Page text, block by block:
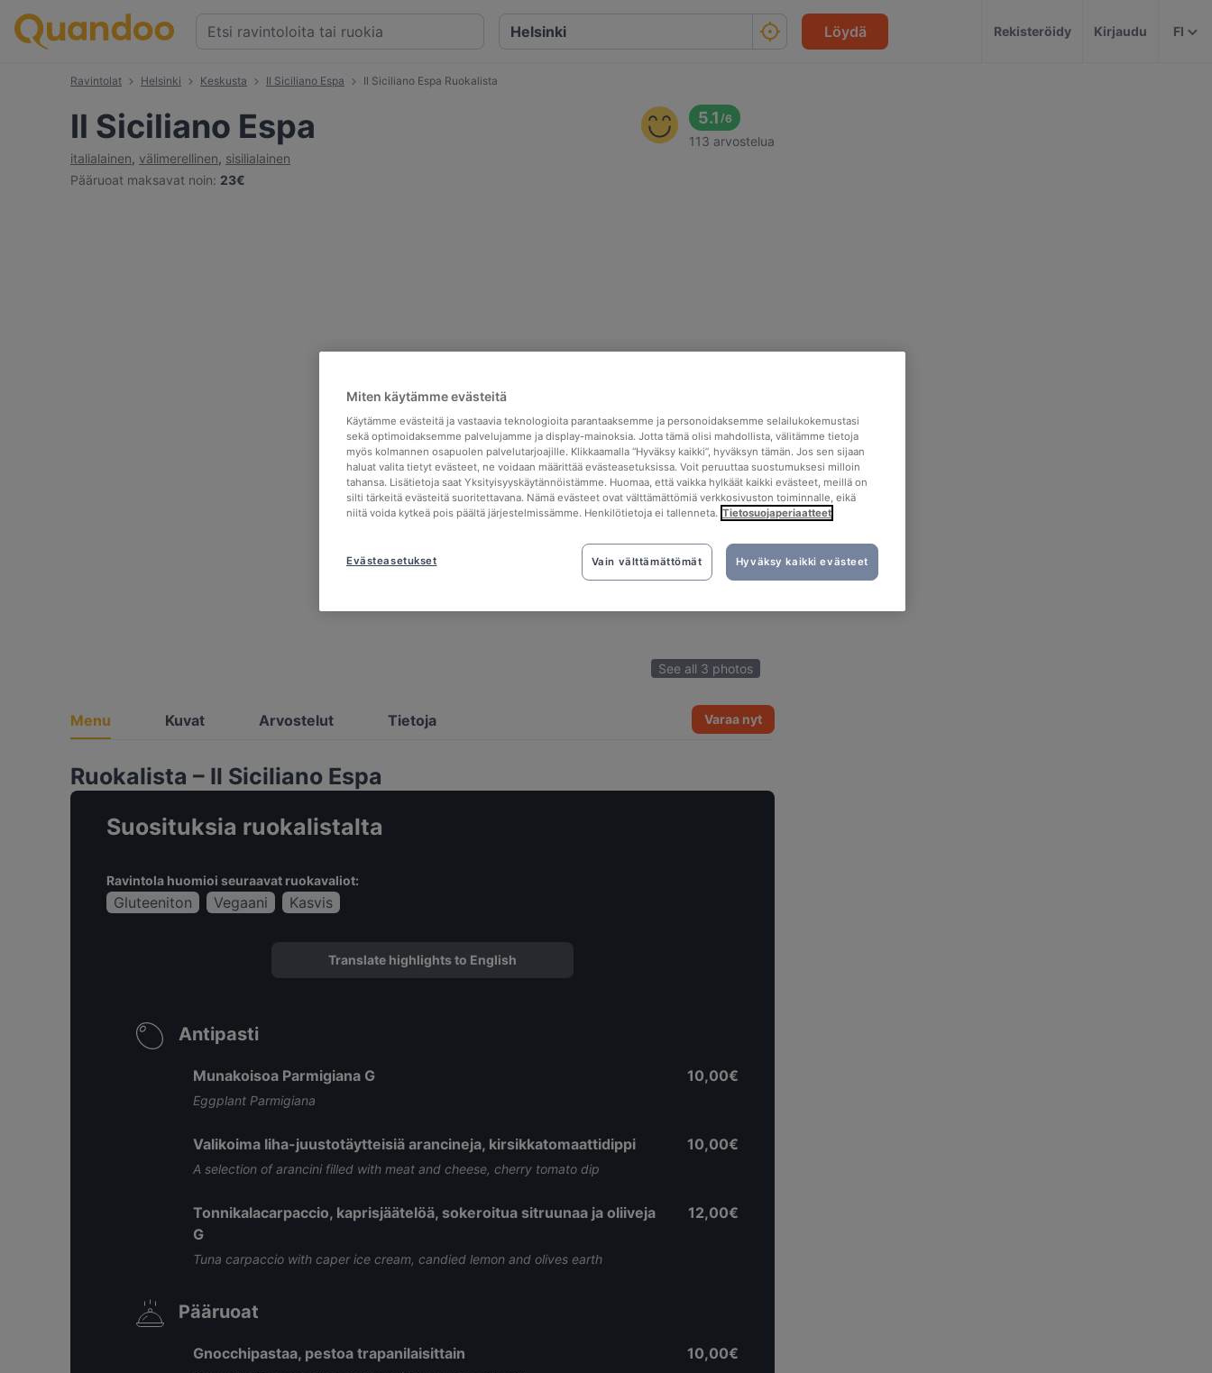
Löydä Rekisteröidy Kirjaudu FI
Ravintolat Helsinki Keskusta Il Siciliano Espa Il Siciliano Espa Ruokalista
Il Siciliano Espa
italialainen, välimerellinen, sisilialainen
Pääruoat maksavat noin: 23€
5.1 /6
113 arvostelua
See all 3 photos
Menu Kuvat Arvostelut Tietoja Varaa nyt
Ruokalista – Il Siciliano Espa
Suosituksia ruokalistalta
Ravintola huomioi seuraavat ruokavaliot:
Gluteeniton Vegaani Kasvis
Translate highlights to English
Antipasti
Munakoisoa Parmigiana G
Eggplant Parmigiana
10,00€
Valikoima liha-juustotäytteisiä arancineja, kirsikkatomaattidippi
A selection of arancini filled with meat and cheese, cherry tomato dip
10,00€
Tonnikalacarpaccio, kaprisjäätelöä, sokeroitua sitruunaa ja oliiveja
G
Tuna carpaccio with caper ice cream, candied lemon and olives earth
12,00€
Pääruoat
Gnocchipastaa, pestoa trapanilaisittain 10,00€
Miten käytämme evästeitä
Käytämme evästeitä ja vastaavia teknologioita parantaaksemme ja personoidaksemme selailukokemustasi
sekä optimoidaksemme palvelujamme ja display-mainoksia. Jotta tämä olisi mahdollista, välitämme tietoja
myös kolmannen osapuolen palvelutarjoajille. Klikkaamalla “Hyväksy kaikki”, hyväksyn tämän. Jos sen sijaan
haluat valita tietyt evästeet, ne voidaan määrittää evästeasetuksissa. Voit peruuttaa suostumuksesi milloin
tahansa. Lisätietoja saat Yksityisyyskäytännöistämme. Huomaa, että vaikka hylkäät kaikki evästeet, meillä on
silti tärkeitä evästeitä suoritettavana. Nämä evästeet ovat välttämättömiä verkkosivuston toiminnalle, eikä
niitä voida kytkeä pois päältä järjestelmissämme. Henkilötietoja ei tallenneta. Tietosuojaperiaatteet
Vain välttämättömät Hyväksy kaikki evästeet
Evästeasetukset